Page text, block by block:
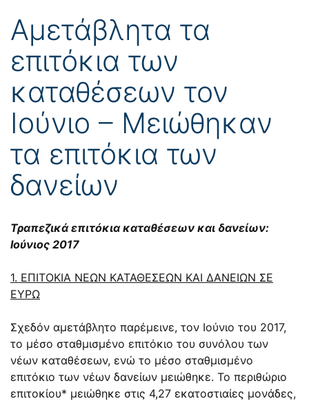
Αμετάβλητα τα
επιτόκια των
καταθέσεων τον
Ιούνιο – Μειώθηκαν
τα επιτόκια των
δανείων
Τραπεζικά επιτόκια καταθέσεων και δανείων:
Ιούνιος 2017
1. ΕΠΙΤΟΚΙΑ ΝΕΩΝ ΚΑΤΑΘΕΣΕΩΝ ΚΑΙ ΔΑΝΕΙΩΝ ΣΕ
ΕΥΡΩ
Σχεδόν αμετάβλητο παρέμεινε, τον Ιούνιο του 2017,
το μέσο σταθμισμένο επιτόκιο του συνόλου των
νέων καταθέσεων, ενώ το μέσο σταθμισμένο
επιτόκιο των νέων δανείων μειώθηκε. Το περιθώριο
επιτοκίου* μειώθηκε στις 4,27 εκατοστιαίες μονάδες,